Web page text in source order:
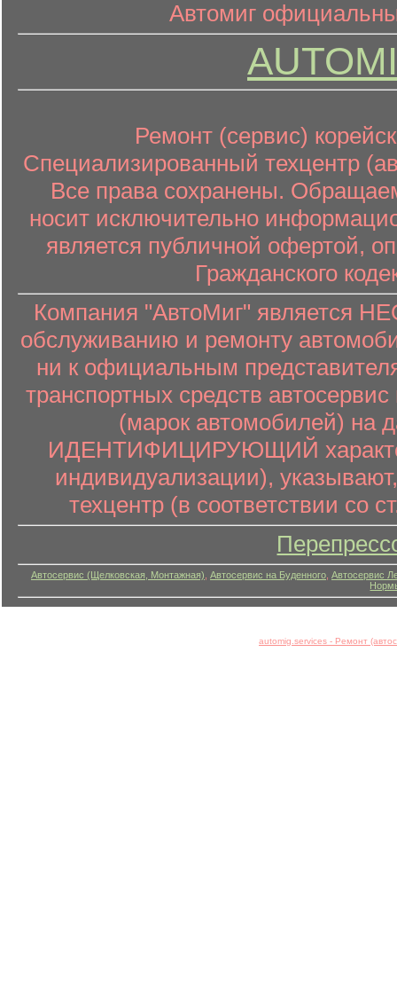
Автомиг
Ремонт (сервис)
Специализированный техцентр
Все права сохранены.
носит исключительно
является публичной офертой,
Гражданского
Компания "АвтоМиг" является
обслуживанию и ремонту
ни к официальным
транспортных средств
(марок автомобилей) на
ИДЕНТИФИЦИРУЮЩИЙ характер
индивидуализации),
техцентр (в соответствии со
Автосервис (Щелковская, Монтажная) Автосервис на Буденного Автосервис
automig.services - Ремонт